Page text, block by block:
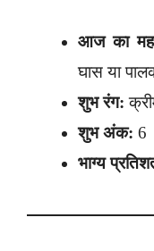
आज का
घास या
शुभ रंग:
शुभ अंक: 6
भाग्य